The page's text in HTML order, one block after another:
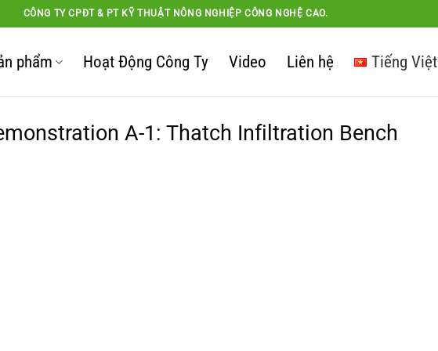
CÔNG TY CPĐT & PT KỸ THUẬT NÔNG NGHIỆP CÔNG NGHỆ CAO.
phẩm Hoạt Động Công Ty Video Liên hệ Tiếng Việt
A-1: Thatch Infiltration Bench